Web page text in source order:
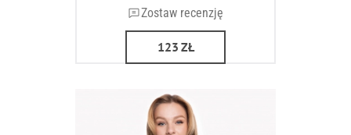
Zostaw recenzję
123 ZŁ